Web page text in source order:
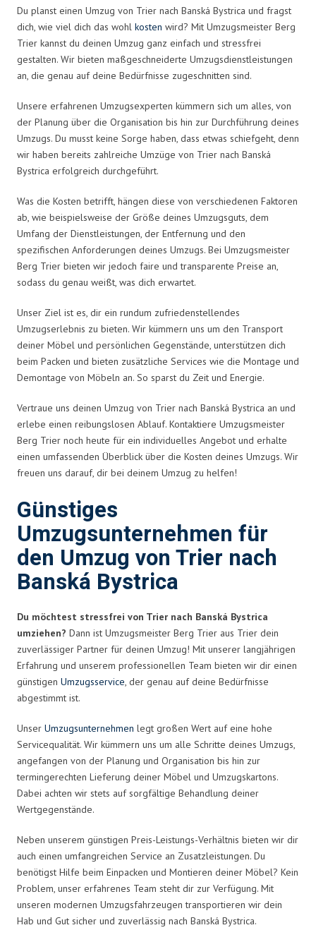
Du planst einen Umzug von Trier nach Banská Bystrica und fragst
dich, wie viel dich das wohl kosten wird? Mit Umzugsmeister Berg
Trier kannst du deinen Umzug ganz einfach und stressfrei
gestalten. Wir bieten maßgeschneiderte Umzugsdienstleistungen
an, die genau auf deine Bedürfnisse zugeschnitten sind.
Unsere erfahrenen Umzugsexperten kümmern sich um alles, von
der Planung über die Organisation bis hin zur Durchführung deines
Umzugs. Du musst keine Sorge haben, dass etwas schiefgeht, denn
wir haben bereits zahlreiche Umzüge von Trier nach Banská
Bystrica erfolgreich durchgeführt.
Was die Kosten betrifft, hängen diese von verschiedenen Faktoren
ab, wie beispielsweise der Größe deines Umzugsguts, dem
Umfang der Dienstleistungen, der Entfernung und den
spezifischen Anforderungen deines Umzugs. Bei Umzugsmeister
Berg Trier bieten wir jedoch faire und transparente Preise an,
sodass du genau weißt, was dich erwartet.
Unser Ziel ist es, dir ein rundum zufriedenstellendes
Umzugserlebnis zu bieten. Wir kümmern uns um den Transport
deiner Möbel und persönlichen Gegenstände, unterstützen dich
beim Packen und bieten zusätzliche Services wie die Montage und
Demontage von Möbeln an. So sparst du Zeit und Energie.
Vertraue uns deinen Umzug von Trier nach Banská Bystrica an und
erlebe einen reibungslosen Ablauf. Kontaktiere Umzugsmeister
Berg Trier noch heute für ein individuelles Angebot und erhalte
einen umfassenden Überblick über die Kosten deines Umzugs. Wir
freuen uns darauf, dir bei deinem Umzug zu helfen!
Günstiges
Umzugsunternehmen für
den Umzug von Trier nach
Banská Bystrica
Du möchtest stressfrei von Trier nach Banská Bystrica
umziehen? Dann ist Umzugsmeister Berg Trier aus Trier dein
zuverlässiger Partner für deinen Umzug! Mit unserer langjährigen
Erfahrung und unserem professionellen Team bieten wir dir einen
günstigen Umzugsservice, der genau auf deine Bedürfnisse
abgestimmt ist.
Unser Umzugsunternehmen legt großen Wert auf eine hohe
Servicequalität. Wir kümmern uns um alle Schritte deines Umzugs,
angefangen von der Planung und Organisation bis hin zur
termingerechten Lieferung deiner Möbel und Umzugskartons.
Dabei achten wir stets auf sorgfältige Behandlung deiner
Wertgegenstände.
Neben unserem günstigen Preis-Leistungs-Verhältnis bieten wir dir
auch einen umfangreichen Service an Zusatzleistungen. Du
benötigst Hilfe beim Einpacken und Montieren deiner Möbel? Kein
Problem, unser erfahrenes Team steht dir zur Verfügung. Mit
unseren modernen Umzugsfahrzeugen transportieren wir dein
Hab und Gut sicher und zuverlässig nach Banská Bystrica.